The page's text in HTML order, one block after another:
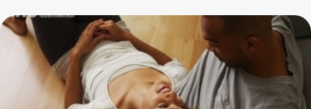
長子，所以他也是跟我一樣是小大人嗎？」易晴好驚訝，同時也彷
彿多了解了志遠一些，甚至多了一種身為同類的哀憫與連結。「而
且，可能還有另一個更深的傷害，」蘇青語氣轉為沉重，語重心長
地說：「那是內心不自覺的『羞恥感』。基本上，童年原本就是人
生中一段非得仰賴他人不可的時期，如果依賴他人的需求被拒絕，
藝術、食物、體育活動等，許多素材有著美學價值與想像創意，能
帶來啟發，是一種動機狀態，感到能獲得更新、更好的機會，被喚
起新的想法，刺激開始付出行動。良性的嫉妒（benign envy），雖
然心裡有點不悅，激發良善動機去改變自我，成長進步，能夠愈來
愈接近比較的對象，是一種同化的、向上的比較。相反地，惡意的
症。缺鐵和糖質成癮，乍看之下似乎毫無關係，但其實兩者相當密
切。人體所需的熱量，是由細胞中的粒腺體製造而成。也就是說，
粒腺體就像是細胞裡面的發電廠。據說每個細胞裡的粒腺體多達數
百至數千個，占了人體體重的一成左右。一般的情況下，粒腺體會
利用氧氣，把糖質和脂質轉換成熱量。這種粒腺體的熱量代謝非常